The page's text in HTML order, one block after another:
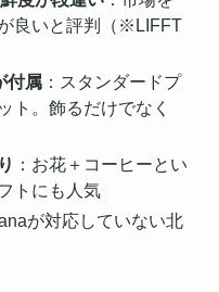
良いと評判（※LIFFT
付属：スタンダードプ
ト。飾るだけでなく
：お花＋コーヒーとい
トにも人気
が対応していない北